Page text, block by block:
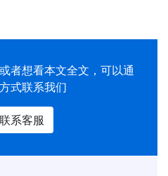
者想看本文全文，可以通
式联系我们
系客服